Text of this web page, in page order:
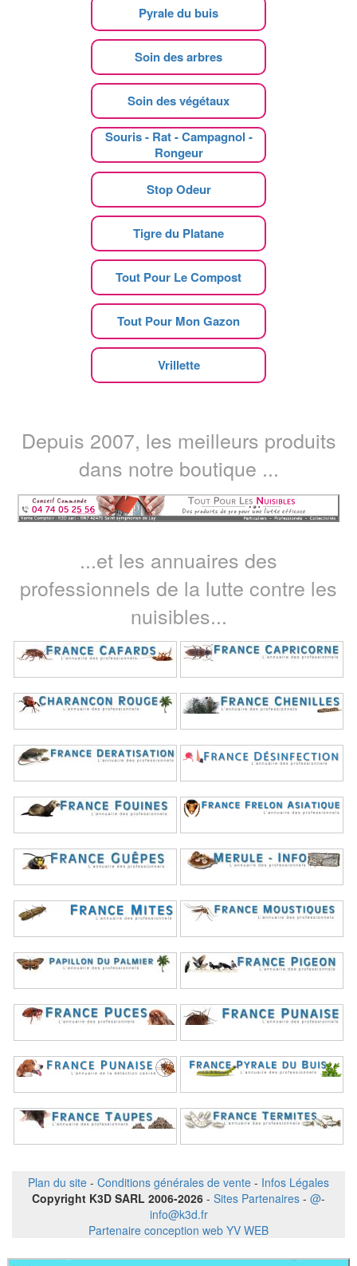
Pyrale du buis
Soin des arbres
Soin des végétaux
Souris - Rat - Campagnol -
Rongeur
Stop Odeur
Tigre du Platane
Tout Pour Le Compost
Tout Pour Mon Gazon
Vrillette
Depuis 2007, les meilleurs produits
dans notre boutique ...
...et les annuaires des
professionnels de la lutte contre les
nuisibles...
Plan du site - Conditions générales de vente - Infos Légales
Copyright K3D SARL 2006-2026 - Sites Partenaires - @-
info@k3d.fr
Partenaire conception web YV WEB